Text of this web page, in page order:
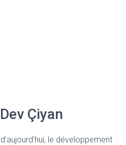
Çiyan
le développement